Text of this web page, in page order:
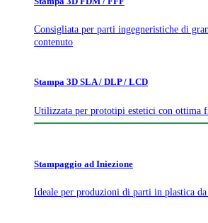
Consigliata per parti ingegneristiche di
contenuto
Stampa 3D SLA / DLP / LCD
Utilizzata per prototipi estetici con ottima
Stampaggio ad Iniezione
Ideale per produzioni di parti in plastica